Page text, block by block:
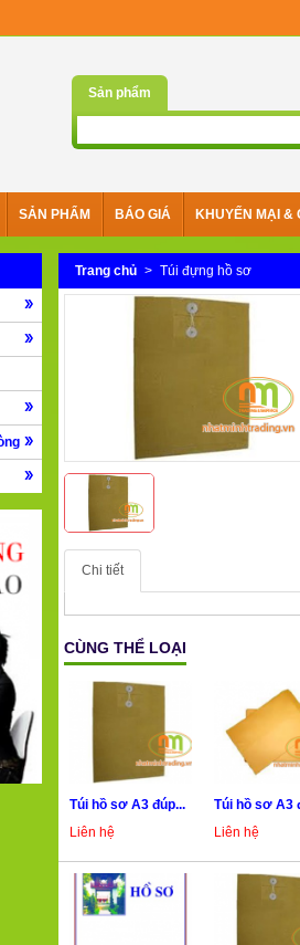
Sản phẩm
SẢN PHẨM BÁO GIÁ KHUYẾN MẠI &
Trang chủ > Túi đựng hồ sơ
Chi tiết
CÙNG THỂ LOẠI
Túi hồ sơ A3 đúp...
Liên hệ
Túi hồ sơ A3
Liên hệ